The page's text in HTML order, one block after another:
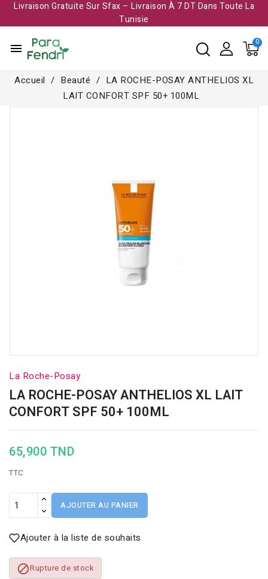
Livraison Gratuite Sur Sfax – Livraison À 7 DT Dans Toute La
Tunisie​
menu
Accueil Beauté
LA ROCHE-POSAY ANTHELIOS XL
LAIT CONFORT SPF 50+ 100ML
La Roche-Posay
LA ROCHE-POSAY ANTHELIOS XL LAIT
CONFORT SPF 50+ 100ML
65,900 TND
TTC
AJOUTER AU PANIER
Ajouter à la liste de souhaits
Rupture de stock